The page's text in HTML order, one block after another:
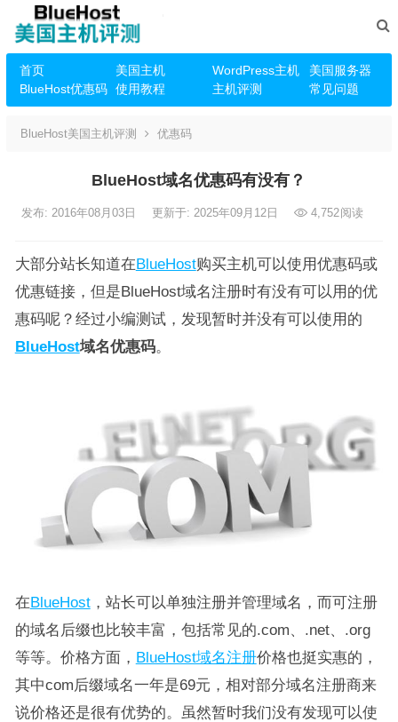
首页 美国主机 WordPress主机
美国服务器
BlueHost优惠码
使用教程 主机评测 常见问题
BlueHost美国主机评测 优惠码
BlueHost域名优惠码有没有？
发布: 2016年08月03日 更新于: 2025年09月12日 4,752阅读
大部分站长知道在BlueHost购买主机可以使用优惠码或
优惠链接，但是BlueHost域名注册时有没有可以用的优
惠码呢？经过小编测试，发现暂时并没有可以使用的
BlueHost域名优惠码。
在BlueHost，站长可以单独注册并管理域名，而可注册
的域名后缀也比较丰富，包括常见的.com、.net、.org
等等。价格方面， BlueHost域名注册价格也挺实惠的，
其中com后缀域名一年是69元，相对部分域名注册商来
说价格还是很有优势的。虽然暂时我们没有发现可以使